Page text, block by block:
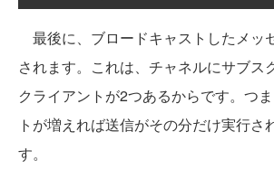
最後に、ブロードキャストしたメッ
されます。これは、チャネルにサブス
クライアントが2つあるからです。つ
トが増えれば送信がその分だけ実行さ
す。